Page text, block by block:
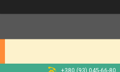
+380 (93) 045-66-80